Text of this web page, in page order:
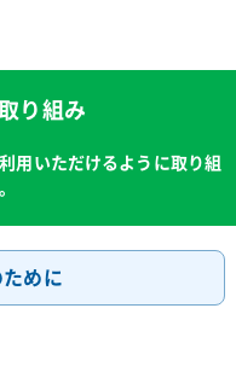
り組み
用いただけるように取り組
めに